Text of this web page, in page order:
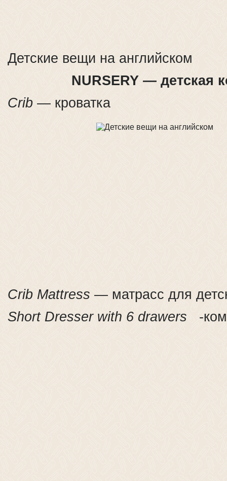
Детские вещи на английском
NURSERY — детская
Crib — кроватка
Crib Mattress — матрасс для
Short Dresser with 6 drawers -